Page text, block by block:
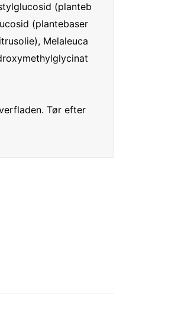
(planteb
(plantebaser
Melaleuca
Tør efter